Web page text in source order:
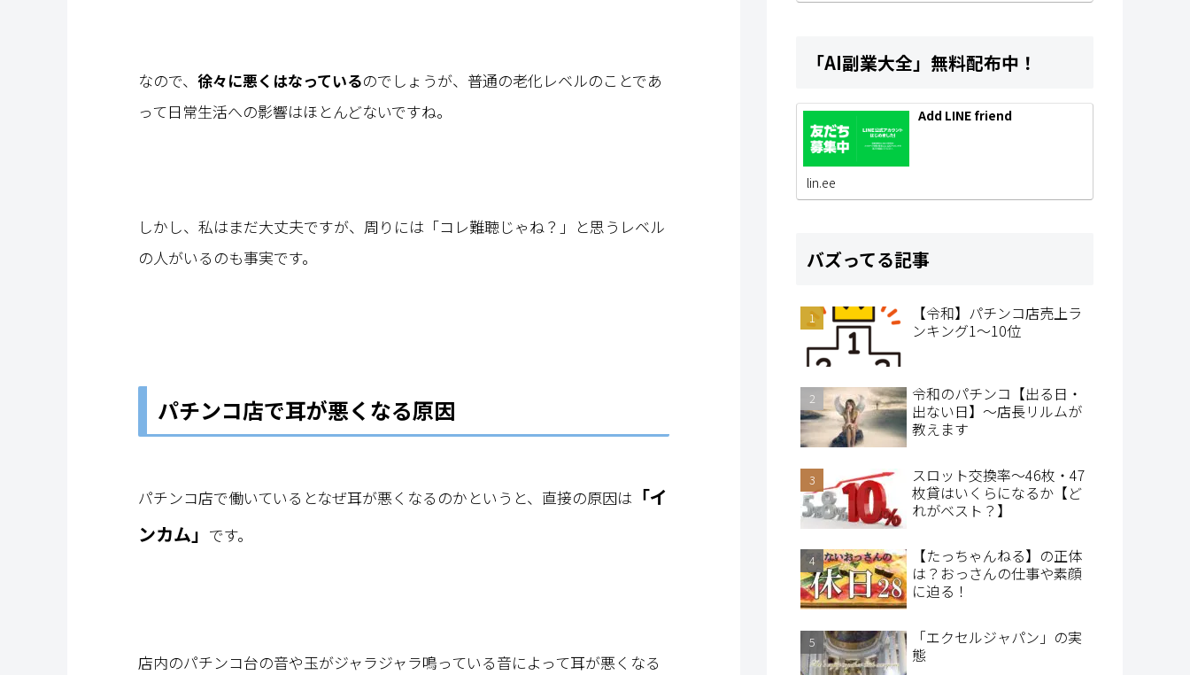
なので、 徐々に悪くはなっているのでしょうが、普通の老化レベルのことであ
って日常生活への影響はほとんどないですね。
しかし、私はまだ大丈夫ですが、周りには「コレ難聴じゃね？」と思うレベル
の人がいるのも事実です。
パチンコ店で耳が悪くなる原因
パチンコ店で働いているとなぜ耳が悪くなるのかというと、直接の原因は 「イ
ンカム」 です。
店内のパチンコ台の音や玉がジャラジャラ鳴っている音によって耳が悪くなる
「AI副業大全」無料配布中！
Add LINE friend
lin.ee
バズってる記事
【令和】パチンコ店売上ラ
ンキング1～10位
令和のパチンコ【出る日・
出ない日】～店長リルムが
教えます
スロット交換率～46枚・47
枚貸はいくらになるか【ど
れがベスト？】
【たっちゃんねる】の正体
は？おっさんの仕事や素顔
に迫る！
「エクセルジャパン」の実
態